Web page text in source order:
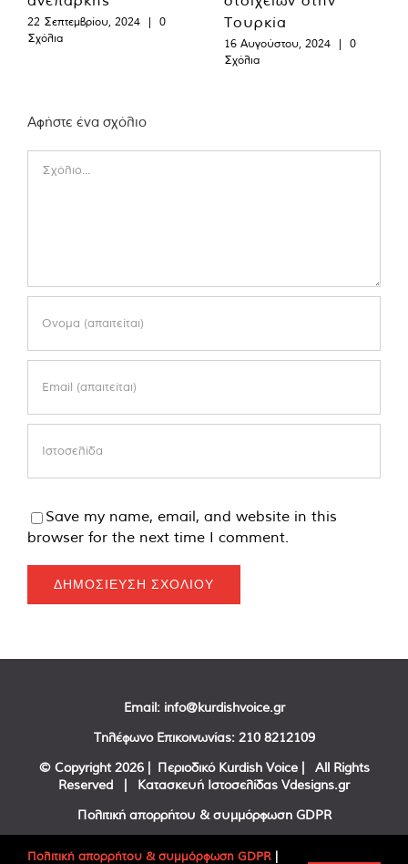
22 Σεπτεμβρίου, 2024 |
0
Σχόλια
Τουρκία
16 Αυγούστου, 2024 |
0
Σχόλια
Αφήστε ένα σχόλιο
Save my name, email, and website in this
browser for the next time I comment.
Email: info@kurdishvoice.gr
Τηλέφωνο Επικοινωνίας: 210 8212109
© Copyright 2026 | Περιοδικό Kurdish Voice | All Rights
Reserved | Κατασκευή Ιστοσελίδας Vdesigns.gr
Πολιτική απορρήτου & συμμόρφωση GDPR
Πολιτική απορρήτου & συμμόρφωση GDPR |